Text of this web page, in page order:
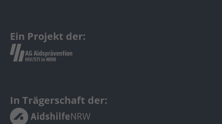
Ein Projekt der:
In Trägerschaft der: